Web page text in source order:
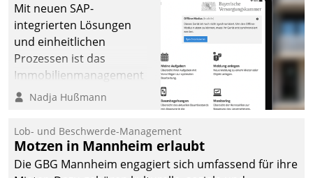
Mit neuen SAP-
integrierten Lösungen
und einheitlichen
Prozessen ist das
Immobilienmanagement
der Bayerischen
Ressort Kapitalanlage für
künftige Aufgaben und
Herausforderungen
Nadja Hußmann
Lob- und Beschwerde-Management
Motzen in Mannheim erlaubt
Die GBG Mannheim engagiert sich umfassend für ihre